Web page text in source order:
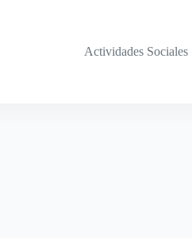
Actividades Sociales